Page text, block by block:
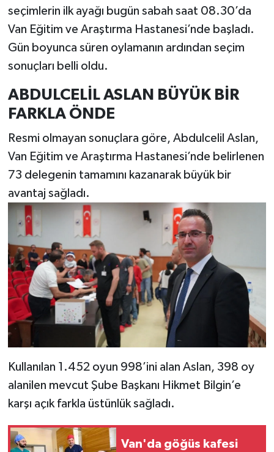
seçimlerin ilk ayağı bugün sabah saat 08.30’da
Van Eğitim ve Araştırma Hastanesi’nde başladı.
Gün boyunca süren oylamanın ardından seçim
sonuçları belli oldu.
ABDULCELİL ASLAN BÜYÜK BİR
FARKLA ÖNDE
Resmi olmayan sonuçlara göre, Abdulcelil Aslan,
Van Eğitim ve Araştırma Hastanesi’nde belirlenen
73 delegenin tamamını kazanarak büyük bir
avantaj sağladı.
Kullanılan 1.452 oyun 998’ini alan Aslan, 398 oy
alanilen mevcut Şube Başkanı Hikmet Bilgin’e
karşı açık farkla üstünlük sağladı.
Van'da göğüs kafesi